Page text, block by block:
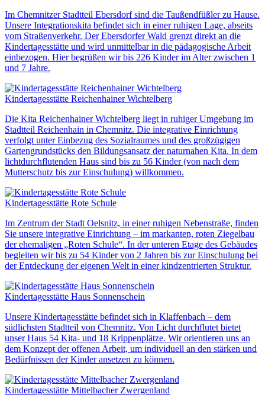
Im Chemnitzer Stadtteil Ebersdorf sind die Taußendfüßler zu Hause.
Unsere Integrationskita befindet sich in einer ruhigen Lage, abseits
vom Straßenverkehr. Der Ebersdorfer Wald grenzt direkt an die
Kindertagesstätte und wird unmittelbar in die pädagogische Arbeit
einbezogen. Hier begrüßen wir bis 226 Kinder im Alter zwischen 1
und 7 Jahre.
Kindertagesstätte Reichenhainer Wichtelberg
Die Kita Reichenhainer Wichtelberg liegt in ruhiger Umgebung im
Stadtteil Reichenhain in Chemnitz. Die integrative Einrichtung
verfolgt unter Einbezug des Sozialraumes und des großzügigen
Gartengrundstücks den Bildungsansatz der naturnahen Kita. In dem
lichtdurchflutenden Haus sind bis zu 56 Kinder (von nach dem
Mutterschutz bis zur Einschulung) willkommen.
Kindertagesstätte Rote Schule
Im Zentrum der Stadt Oelsnitz, in einer ruhigen Nebenstraße, finden
Sie unsere integrative Einrichtung – im markanten, roten Ziegelbau
der ehemaligen „Roten Schule“. In der unteren Etage des Gebäudes
begleiten wir bis zu 54 Kinder von 2 Jahren bis zur Einschulung bei
der Entdeckung der eigenen Welt in einer kindzentrierten Struktur.
Kindertagesstätte Haus Sonnenschein
Unsere Kindertagesstätte befindet sich in Klaffenbach – dem
südlichsten Stadtteil von Chemnitz. Von Licht durchflutet bietet
unser Haus 54 Kita- und 18 Krippenplätze. Wir orientieren uns an
dem Konzept der offenen Arbeit, um individuell an den stärken und
Bedürfnissen der Kinder ansetzen zu können.
Kindertagesstätte Mittelbacher Zwergenland